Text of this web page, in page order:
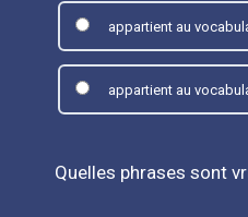
appartient au
appartient au
Quelles phrases sont